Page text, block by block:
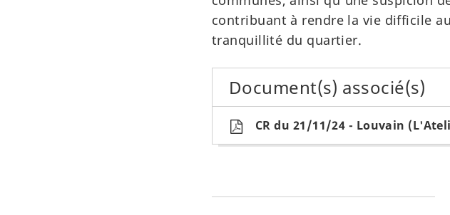
contribuant à rendre la vie difficile
tranquillité du quartier.
Document(s) associé(s)
CR du 21/11/24 - Louvain